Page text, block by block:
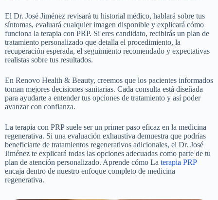
El Dr. José Jiménez revisará tu historial médico, hablará sobre tus
síntomas, evaluará cualquier imagen disponible y explicará cómo
funciona la terapia con PRP. Si eres candidato, recibirás un plan de
tratamiento personalizado que detalla el procedimiento, la
recuperación esperada, el seguimiento recomendado y expectativas
realistas sobre tus resultados.
En Renovo Health & Beauty, creemos que los pacientes informados
toman mejores decisiones sanitarias. Cada consulta está diseñada
para ayudarte a entender tus opciones de tratamiento y así poder
avanzar con confianza.
La terapia con PRP suele ser un primer paso eficaz en la medicina
regenerativa. Si una evaluación exhaustiva demuestra que podrías
beneficiarte de tratamientos regenerativos adicionales, el Dr. José
Jiménez te explicará todas las opciones adecuadas como parte de tu
plan de atención personalizado. Aprende cómo La terapia PRP
encaja dentro de nuestro enfoque completo de medicina
regenerativa.